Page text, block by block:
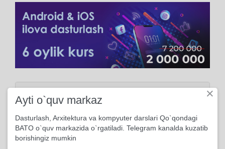
2017, 21-Aprelda yuklangan
111 marta ko'rildi
×
Ayti o`quv markaz
Dasturlash, Arxitektura va kompyuter darslari Qo`qondagi
BATO o`quv markazida o`rgatiladi. Telegram kanalda kuzatib
borishingiz mumkin